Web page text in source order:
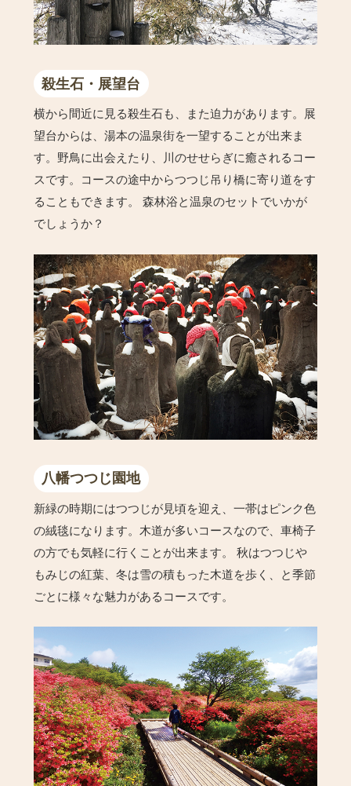
殺生石・展望台
横から間近に見る殺生石も、また迫力があります。展
望台からは、湯本の温泉街を一望することが出来ま
す。野鳥に出会えたり、川のせせらぎに癒されるコー
スです。コースの途中からつつじ吊り橋に寄り道をす
ることもできます。 森林浴と温泉のセットでいかが
でしょうか？
八幡つつじ園地
新緑の時期にはつつじが見頃を迎え、一帯はピンク色
の絨毯になります。木道が多いコースなので、車椅子
の方でも気軽に行くことが出来ます。 秋はつつじや
もみじの紅葉、冬は雪の積もった木道を歩く、と季節
ごとに様々な魅力があるコースです。